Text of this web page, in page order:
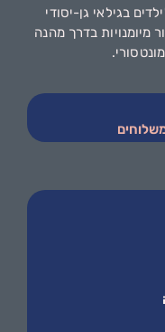
בגילאי גן-יסודי
מיומנויות בדרך מהנה